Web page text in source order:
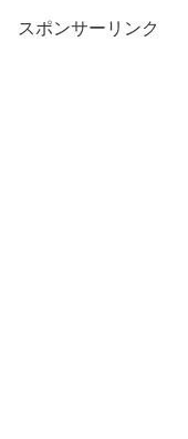
スポンサーリンク